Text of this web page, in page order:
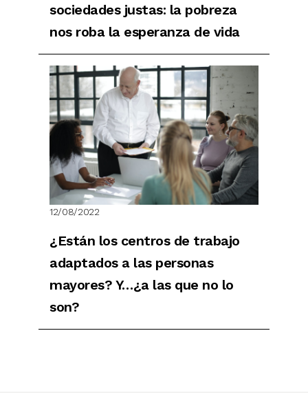
sociedades justas: la pobreza
nos roba la esperanza de vida
12/08/2022
¿Están los centros de trabajo
adaptados a las personas
mayores? Y…¿a las que no lo
son?